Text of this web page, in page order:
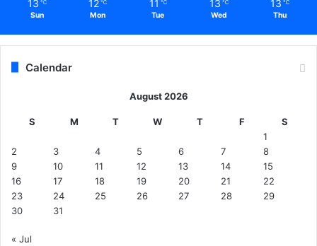
13 ℃
Sun
12 ℃
Mon
11 ℃
Tue
13 ℃
Wed
13 ℃
Thu
Calendar
August 2026
S M T W T F
S
1
2
3 4 5 6 7
8
9
10 11 12 13 14
15
16
17 18 19 20 21
22
23
24 25 26 27 28
29
30
31
« Jul